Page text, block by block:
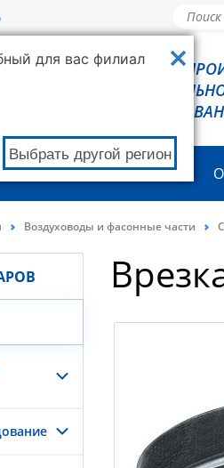
для вас филиал
Выбрать другой регион
РОВЕН -
ПРОДУКЦИЯ
Воздуховоды и фасонные части